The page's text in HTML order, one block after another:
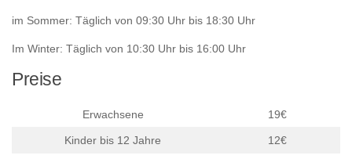
im Sommer: Täglich von 09:30 Uhr bis 18:30 Uhr
Im Winter: Täglich von 10:30 Uhr bis 16:00 Uhr
Preise
Erwachsene 19€
Kinder bis 12 Jahre 12€